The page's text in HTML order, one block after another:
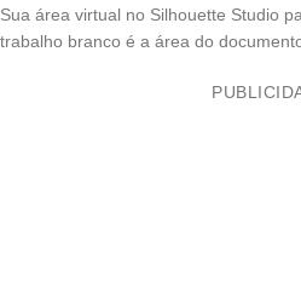
Sua área virtual no Silhouette Studio
trabalho branco é a área do